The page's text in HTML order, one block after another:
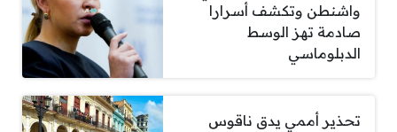
واشنطن وتكشف أسرارا
صادمة تهز الوسط
الدبلوماسي
تحذير أممي يدق ناقوس